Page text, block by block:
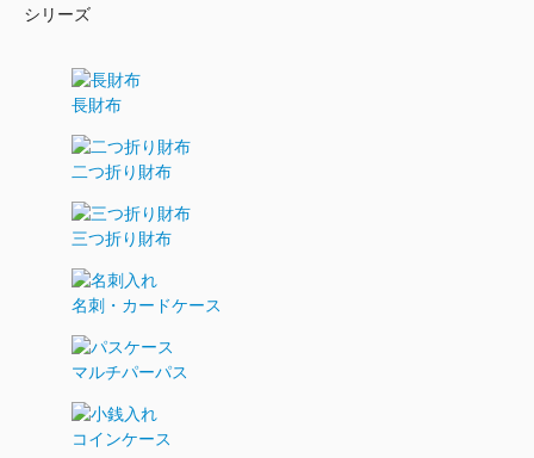
シリーズ
長財布
二つ折り財布
三つ折り財布
名刺・カードケース
マルチパーパス
コインケース